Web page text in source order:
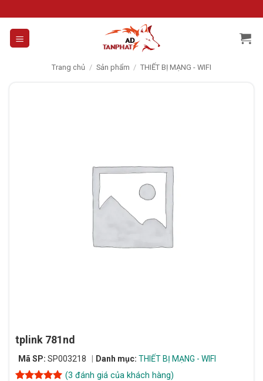
to
content
Trang chủ / Sản phẩm / THIẾT BỊ MẠNG - WIFI
tplink 781nd
Mã SP: SP003218 Danh mục: THIẾT BỊ MẠNG - WIFI
(3 đánh giá của khách hàng)